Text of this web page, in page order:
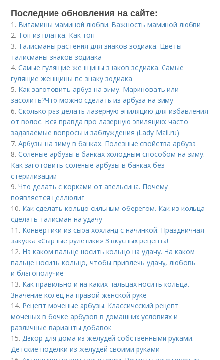
Последние обновления на сайте:
1. Витамины маминой любви. Важность маминой любви
2. Топ из платка. Как топ
3. Талисманы растения для знаков зодиака. Цветы-
талисманы знаков зодиака
4.Самые гулящие женщины знаков зодиака. Самые
гулящие женщины по знаку зодиака
5. Как заготовить арбуз на зиму. Мариновать или
засолить?Что можно сделать из арбуза на зиму
6.Сколько раз делать лазерную эпиляцию для избавления
от волос. Вся правда про лазерную эпиляцию: часто
задаваемые вопросы и заблуждения (Lady Mail.ru)
7.Арбузы на зиму в банках. Полезные свойства арбуза
8.Соленые арбузы в банках холодным способом на зиму.
Как заготовить соленые арбузы в банках без
стерилизации
9.Что делать с корками от апельсина. Почему
появляется целлюлит
10. Как сделать кольцо сильным оберегом. Как из кольца
сделать талисман на удачу
11. Конвертики из сыра хохланд с начинкой. Праздничная
закуска «Сырные рулетики» 3 вкусных рецепта!
12. На каком пальце носить кольцо на удачу. На каком
пальце носить кольцо, чтобы привлечь удачу, любовь
и благополучие
13. Как правильно и на каких пальцах носить кольца.
Значение колец на правой женской руке
14. Рецепт моченые арбузы. Классический рецепт
моченых в бочке арбузов в домашних условиях и
различные варианты добавок
15.Декор для дома из желудей собственными руками.
Детские поделки из желудей своими руками